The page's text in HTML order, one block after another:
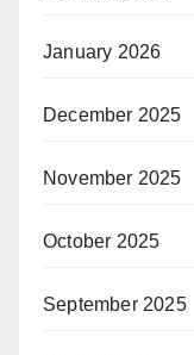
January 2026
December 2025
November 2025
October 2025
September 2025